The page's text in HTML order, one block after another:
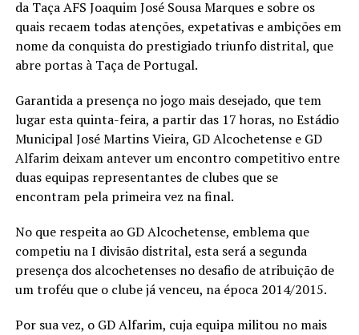
da Taça AFS Joaquim José Sousa Marques e sobre os
quais recaem todas atenções, expetativas e ambições em
nome da conquista do prestigiado triunfo distrital, que
abre portas à Taça de Portugal.
Garantida a presença no jogo mais desejado, que tem
lugar esta quinta-feira, a partir das 17 horas, no Estádio
Municipal José Martins Vieira, GD Alcochetense e GD
Alfarim deixam antever um encontro competitivo entre
duas equipas representantes de clubes que se
encontram pela primeira vez na final.
No que respeita ao GD Alcochetense, emblema que
competiu na I divisão distrital, esta será a segunda
presença dos alcochetenses no desafio de atribuição de
um troféu que o clube já venceu, na época 2014/2015.
Por sua vez, o GD Alfarim, cuja equipa militou no mais